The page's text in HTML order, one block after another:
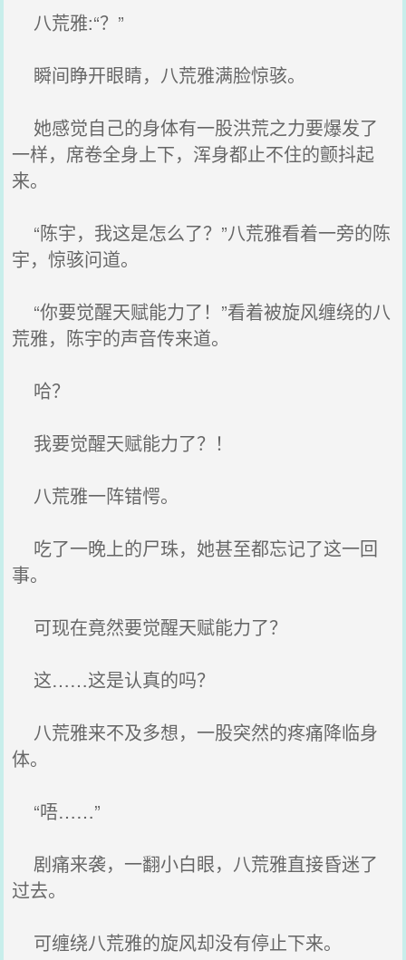
八荒雅:“？”
瞬间睁开眼睛，八荒雅满脸惊骇。
她感觉自己的身体有一股洪荒之力要爆发了
一样，席卷全身上下，浑身都止不住的颤抖起
来。
“陈宇，我这是怎么了？”八荒雅看着一旁的陈
宇，惊骇问道。
“你要觉醒天赋能力了！”看着被旋风缠绕的八
荒雅，陈宇的声音传来道。
哈？
我要觉醒天赋能力了？！
八荒雅一阵错愕。
吃了一晚上的尸珠，她甚至都忘记了这一回
事。
可现在竟然要觉醒天赋能力了？
这……这是认真的吗？
八荒雅来不及多想，一股突然的疼痛降临身
体。
“唔……”
剧痛来袭，一翻小白眼，八荒雅直接昏迷了
过去。
可缠绕八荒雅的旋风却没有停止下来。